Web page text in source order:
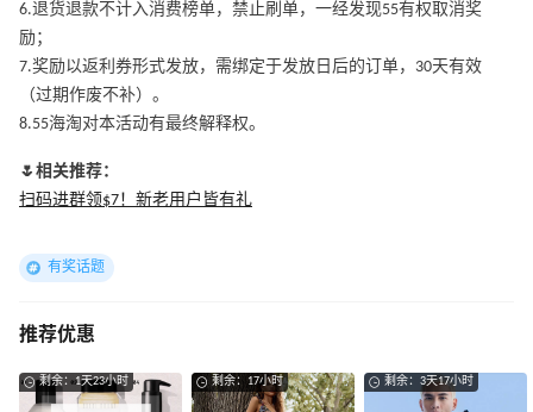
6.退货退款不计入消费榜单，禁止刷单，一经发现55有权取消奖
励；
7.奖励以返利券形式发放，需绑定于发放日后的订单，30天有效
（过期作废不补）。
8.55海淘对本活动有最终解释权。
🌷相关推荐：
扫码进群领$7！新老用户皆有礼
有奖话题
推荐优惠
剩余：1天23小时 剩余：17小时 剩余：3天17小时